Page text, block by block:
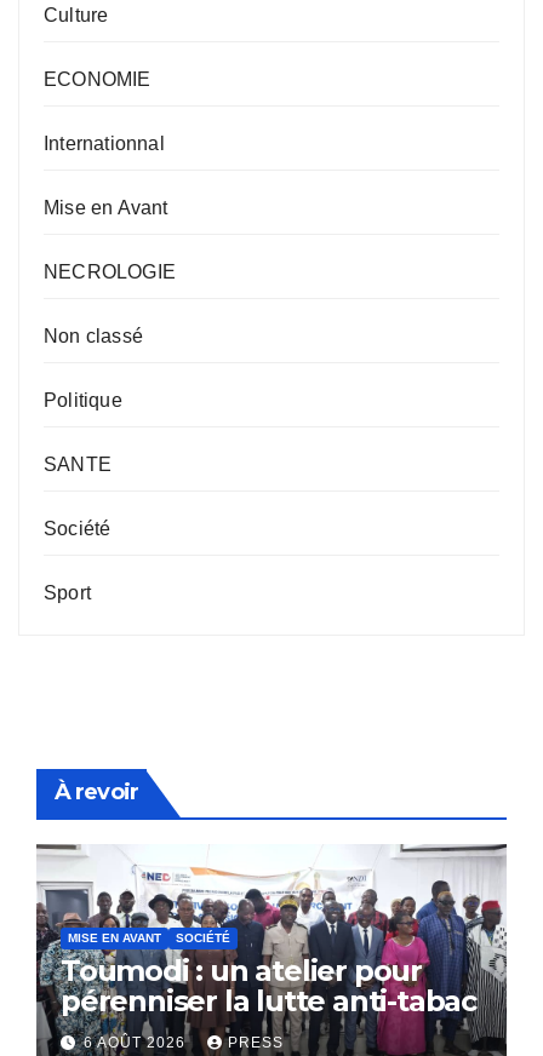
Culture
ECONOMIE
Internationnal
Mise en Avant
NECROLOGIE
Non classé
Politique
SANTE
Société
Sport
À revoir
MISE EN AVANT SOCIÉTÉ
Toumodi : un atelier pour
pérenniser la lutte anti-tabac
6 AOÛT 2026 PRESS